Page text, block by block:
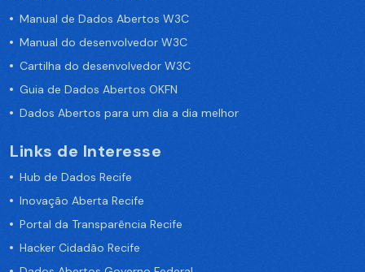
Manual de Dados Abertos W3C
Manual do desenvolvedor W3C
Cartilha do desenvolvedor W3C
Guia de Dados Abertos OKFN
Dados Abertos para um dia a dia melhor
Links de Interesse
Hub de Dados Recife
Inovação Aberta Recife
Portal da Transparência Recife
Hacker Cidadão Recife